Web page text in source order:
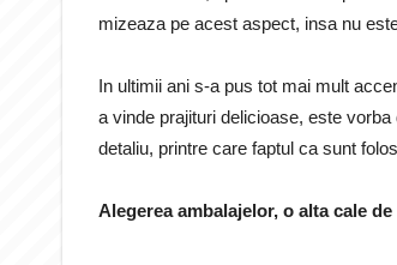
mizeaza pe acest aspect, insa nu
In ultimii ani s-a pus tot mai mult
a vinde prajituri delicioase, este
detaliu, printre care faptul ca sunt
Alegerea ambalajelor, o alta cale